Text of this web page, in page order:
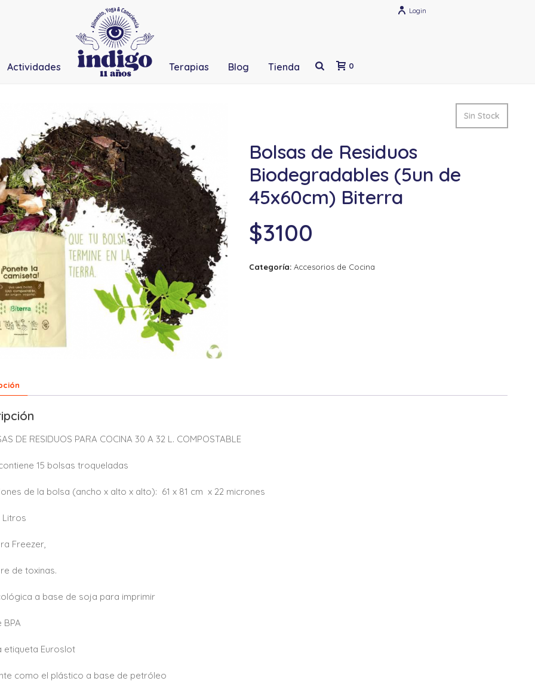
Login
Actividades Terapias Blog Tienda 0
Sin Stock
Bolsas de Residuos
Biodegradables (5un de
45x60cm) Biterra
$3100
Categoría: Accesorios de Cocina
DE RESIDUOS PARA COCINA 30 A 32 L. COMPOSTABLE
15 bolsas troqueladas
de la bolsa (ancho x alto x alto): 61 x 81 cm x 22 micrones
Litros
Freezer,
de toxinas.
a base de soja para imprimir
BPA
etiqueta Euroslot
como el plástico a base de petróleo